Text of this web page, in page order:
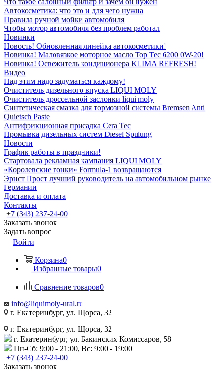
Что такое салонный фильтр и зачем он нужен
Автокосметика: что это и для чего нужна
Правила ручной мойки автомобиля
Чтобы мотор автомобиля без проблем работал
Новинки
Новость! Обновленная линейка автокосметики!
Новинка! Маловязкое моторное масло Top Tec 6200 0W-20!
Новинка! Освежитель кондиционера KLIMA REFRESH!
Видео
Над этим надо задуматься каждому!
Очиститель дизельного впуска LIQUI MOLY
Очиститель дроссельной заслонки liqui moly
Синтетическая смазка для тормозной системы Bremsen Anti
Quietsch Paste
Антифрикционная присадка Cera Tec
Промывка дизельных систем Diesel Spulung
Новости
График работы в праздники!
Стартовала рекламная кампания LIQUI MOLY
«Королевские гонки» Formula-1 возвращаются
Эрнст Прост лучший руководитель на автомобильном рынке
Германии
Доставка и оплата
Контакты
+7 (343) 237-24-00
Заказать звонок
Задать вопрос
Войти
Корзина0
Избранные товары0
Сравнение товаров0
info@liquimoly-ural.ru
г. Екатеринбург, ул. Щорса, 32
г. Екатеринбург, ул. Щорса, 32
г. Екатеринбург, ул. Бакинских Комиссаров, 58
Пн-Сб: 9:00 - 21:00, Вс: 9:00 - 19:00
+7 (343) 237-24-00
Заказать звонок